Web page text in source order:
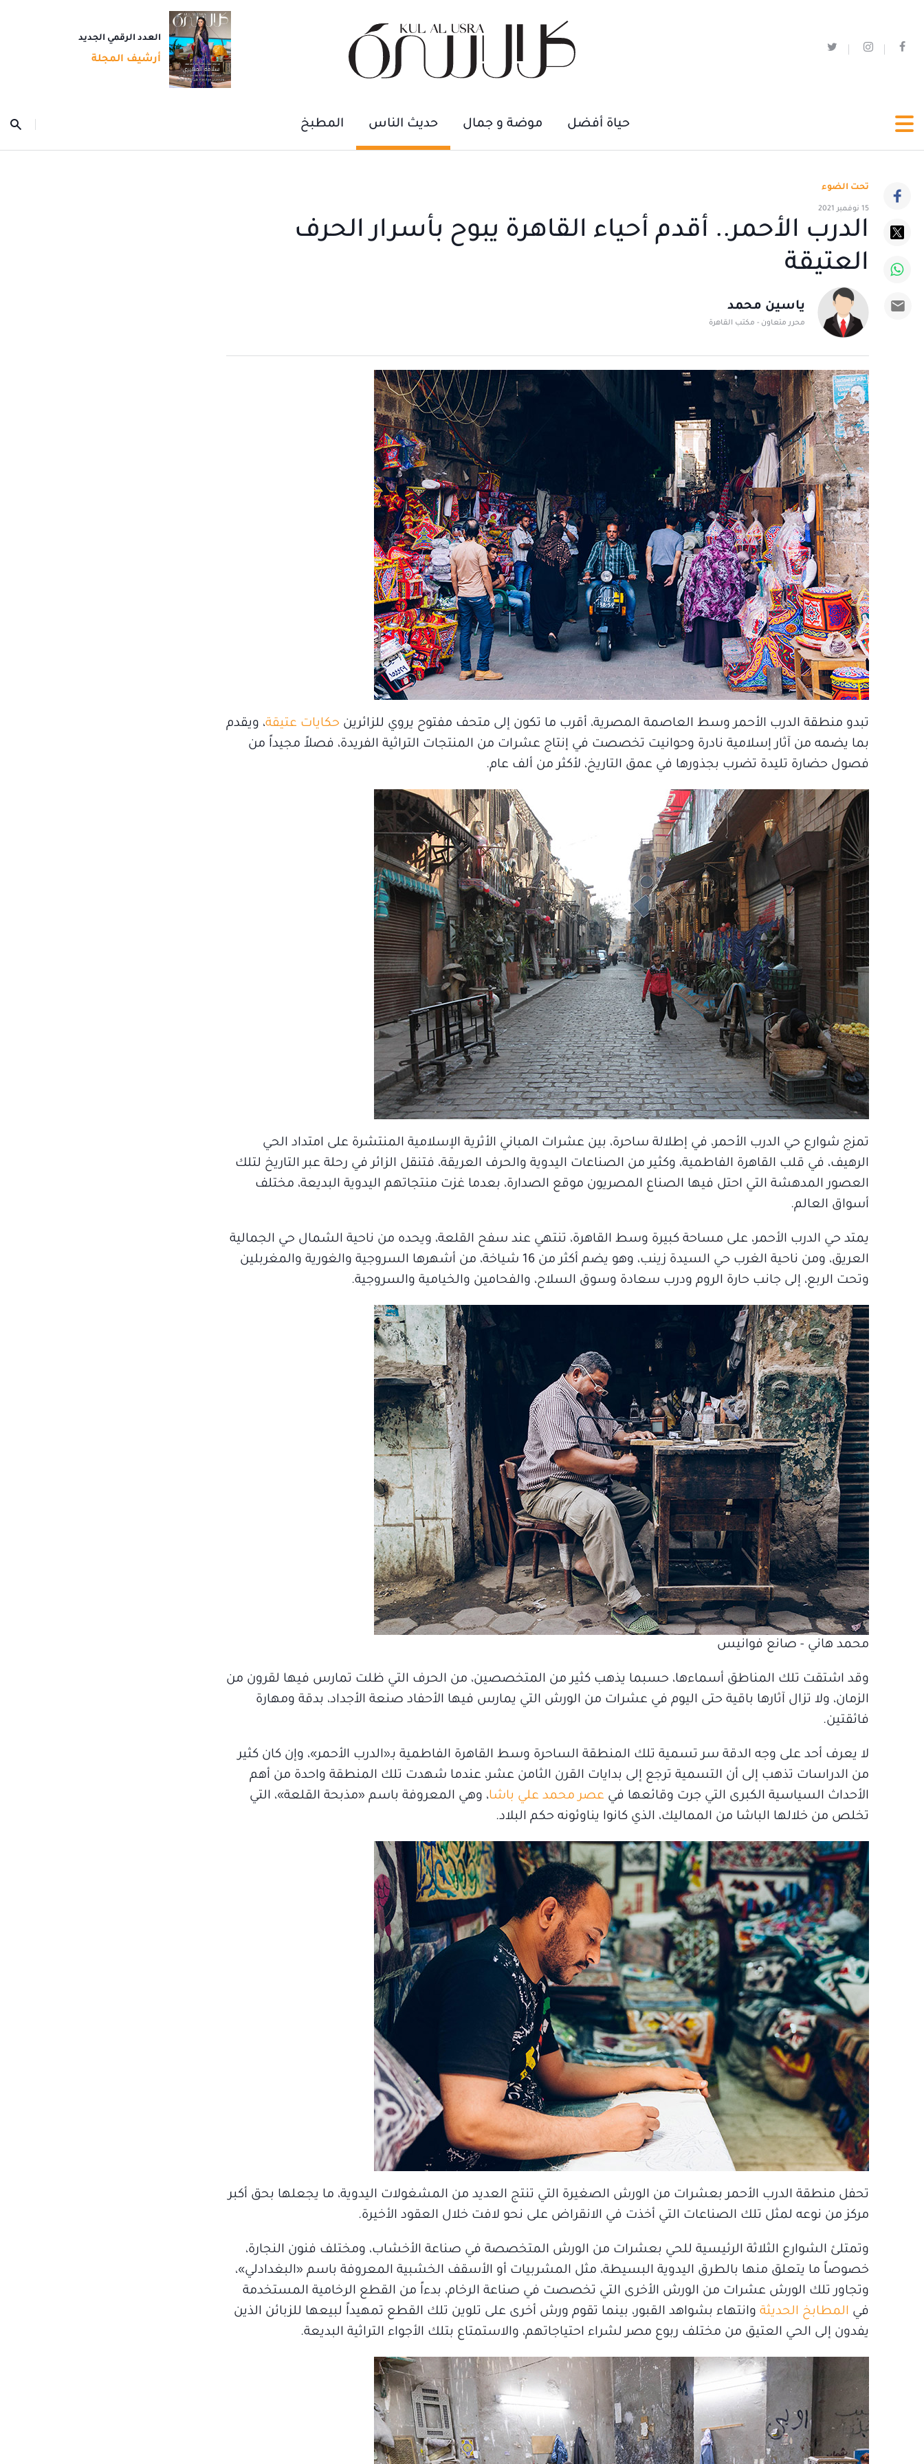
العدد الرقمي الجديد
أرشيف المجلة
حياة أفضل موضة و جمال حديث الناس المطبخ
تحت الضوء
15 نوفمبر 2021
الدرب الأحمر.. أقدم أحياء القاهرة يبوح بأسرار الحرف
العتيقة
ياسين محمد
محرر متعاون - مكتب القاهرة
تبدو منطقة الدرب الأحمر وسط العاصمة المصرية، أقرب ما تكون إلى متحف مفتوح يروي للزائرين حكايات عتيقة، ويقدم
بما يضمه من آثار إسلامية نادرة وحوانيت تخصصت في إنتاج عشرات من المنتجات التراثية الفريدة، فصلاً مجيداً من
فصول حضارة تليدة تضرب بجذورها في عمق التاريخ، لأكثر من ألف عام.
تمزج شوارع حي الدرب الأحمر، في إطلالة ساحرة، بين عشرات المباني الأثرية الإسلامية المنتشرة على امتداد الحي
الرهيف، في قلب القاهرة الفاطمية، وكثير من الصناعات اليدوية والحرف العريقة، فتنقل الزائر في رحلة عبر التاريخ لتلك
العصور المدهشة التي احتل فيها الصناع المصريون موقع الصدارة، بعدما غزت منتجاتهم اليدوية البديعة، مختلف
أسواق العالم.
يمتد حي الدرب الأحمر، على مساحة كبيرة وسط القاهرة، تنتهي عند سفح القلعة، ويحده من ناحية الشمال حي الجمالية
العريق، ومن ناحية الغرب حي السيدة زينب، وهو يضم أكثر من 16 شياخة، من أشهرها السروجية والغورية والمغربلين
وتحت الربع، إلى جانب حارة الروم ودرب سعادة وسوق السلاح، والفحامين والخيامية والسروجية.
محمد هاني - صانع فوانيس
وقد اشتقت تلك المناطق أسماءها، حسبما يذهب كثير من المتخصصين، من الحرف التي ظلت تمارس فيها لقرون من
الزمان، ولا تزال آثارها باقية حتى اليوم في عشرات من الورش التي يمارس فيها الأحفاد صنعة الأجداد، بدقة ومهارة
فائقتين.
لا يعرف أحد على وجه الدقة سر تسمية تلك المنطقة الساحرة وسط القاهرة الفاطمية بـ«الدرب الأحمر»، وإن كان كثير
من الدراسات تذهب إلى أن التسمية ترجع إلى بدايات القرن الثامن عشر، عندما شهدت تلك المنطقة واحدة من أهم
الأحداث السياسية الكبرى التي جرت وقائعها في عصر محمد علي باشا، وهي المعروفة باسم «مذبحة القلعة»، التي
تخلص من خلالها الباشا من المماليك، الذي كانوا يناوئونه حكم البلاد.
تحفل منطقة الدرب الأحمر بعشرات من الورش الصغيرة التي تنتج العديد من المشغولات اليدوية، ما يجعلها بحق أكبر
مركز من نوعه لمثل تلك الصناعات التي أخذت في الانقراض على نحو لافت خلال العقود الأخيرة.
وتمتلئ الشوارع الثلاثة الرئيسية للحي بعشرات من الورش المتخصصة في صناعة الأخشاب، ومختلف فنون النجارة،
خصوصاً ما يتعلق منها بالطرق اليدوية البسيطة، مثل المشربيات أو الأسقف الخشبية المعروفة باسم «البغدادلي»،
وتجاور تلك الورش عشرات من الورش الأخرى التي تخصصت في صناعة الرخام، بدءاً من القطع الرخامية المستخدمة
في المطابخ الحديثة وانتهاء بشواهد القبور، بينما تقوم ورش أخرى على تلوين تلك القطع تمهيداً لبيعها للزبائن الذين
يفدون إلى الحي العتيق من مختلف ربوع مصر لشراء احتياجاتهم، والاستمتاع بتلك الأجواء التراثية البديعة.